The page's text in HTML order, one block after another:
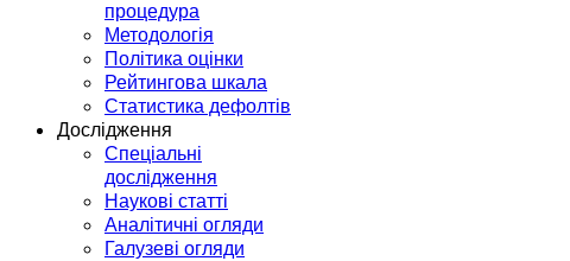
процедура
Методологія
Політика оцінки
Рейтингова шкала
Статистика дефолтів
Дослідження
Спеціальні
дослідження
Наукові статті
Аналітичні огляди
Галузеві огляди